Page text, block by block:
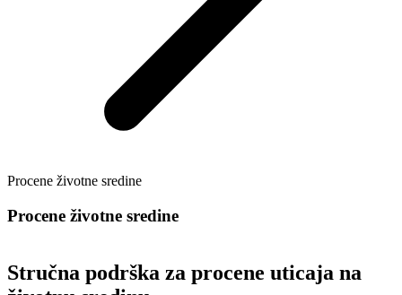
Procene životne sredine
Procene životne sredine
Stručna podrška za procene uticaja na